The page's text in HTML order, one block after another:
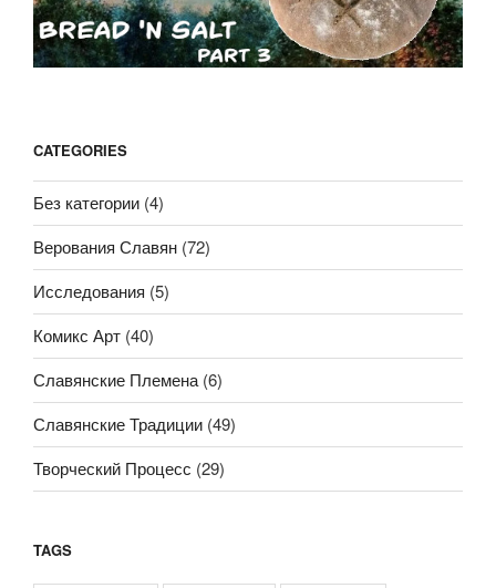
CATEGORIES
Без категории (4)
Верования Славян (72)
Исследования (5)
Комикс Арт (40)
Славянские Племена(6)
Славянские Традиции (49)
Творческий Процесс (29)
TAGS